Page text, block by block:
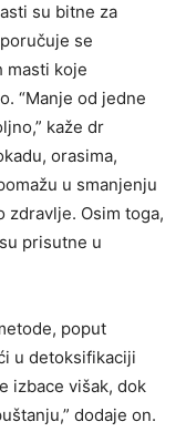
su bitne za
se
masti koje
“Manje od jedne
kaže dr
orasima,
u smanjenju
zdravlje. Osim toga,
prisutne u
poput
u detoksifikaciji
izbace višak, dok
dodaje on.